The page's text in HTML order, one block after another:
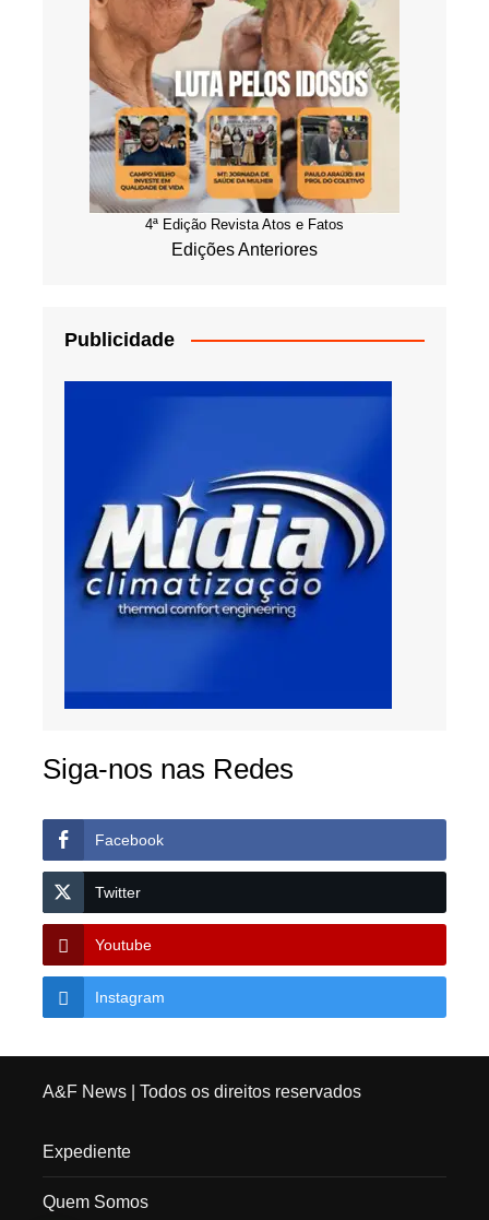
4ª Edição Revista Atos e Fatos
Edições Anteriores
Publicidade
Siga-nos nas Redes
Facebook
Twitter
Youtube
Instagram
A&F News| Todos os direitos reservados
Expediente
Quem Somos